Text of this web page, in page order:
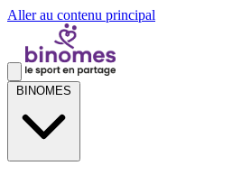
Aller au contenu principal